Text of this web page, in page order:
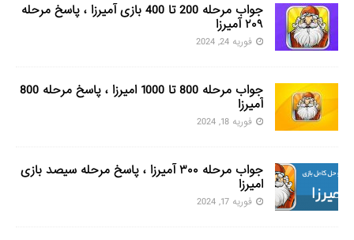
جواب مرحله 200 تا 400 بازی آمیرزا ، پاسخ مرحله
۲۰۹ آمیرزا
فوریه 24, 2024
جواب مرحله 800 تا 1000 امیرزا ، پاسخ مرحله 800
آمیرزا
فوریه 18, 2024
جواب مرحله ۳۰۰ آمیرزا ، پاسخ مرحله سیصد بازی
امیرزا
فوریه 17, 2024